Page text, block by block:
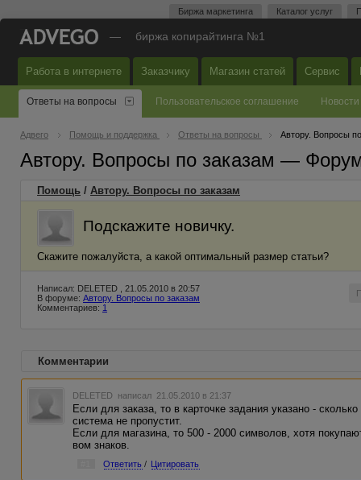
Биржа маркетинга Каталог услуг
— биржа копирайтинга №1
Работа в интернете Заказчику Магазин статей Сервис
Ответы на вопросы Пользовательское соглашение Новости
Адвего Помощь и поддержка Ответы на вопросы Автору. Вопросы
Автору. Вопросы по заказам —
Помощь / Автору. Вопросы по заказам
Подскажите новичку.
Скажите пожалуйста, а какой оптимальный размер статьи?
Написал: DELETED , 21.05.2010 в 20:57
В форуме: Автору. Вопросы по заказам
Комментариев: 1
Комментарии
DELETED написал 21.05.2010 в 21:37
Если для заказа, то в карточке задания указано -
система не пропустит.
Если для магазина, то 500 - 2000 символов, хотя
вом знаков.
Ответить / Цитировать